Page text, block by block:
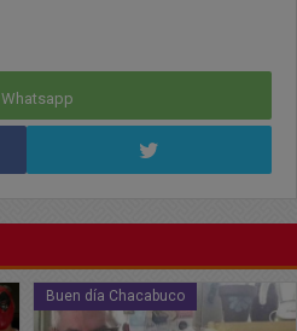
Whatsapp
Buen día Chacabuco